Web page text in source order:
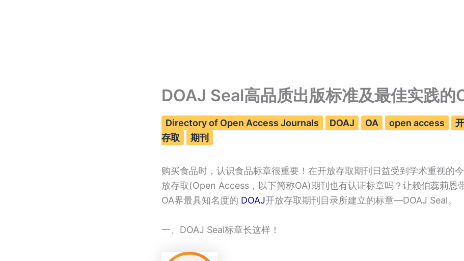
DOAJ Seal高品质出版标准及最佳实践的
Directory of Open Access Journals DOAJ OA open access
存取
期刊
购买食品时，认识食品标章很重要！在开放存取期刊日益受到学术重视的
放存取(Open Access，以下简称OA)期刊也有认证标章吗？让赖伯蕊莉恩
OA界最具知名度的 DOAJ开放存取期刊目录所建立的标章—DOAJ Seal。
一、DOAJ Seal标章长这样！